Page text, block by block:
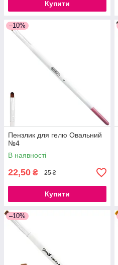
Купити
–10%
Пензлик для гелю Овальний
№4
В наявності
22,50 ₴ 25 ₴
Купити
–10%